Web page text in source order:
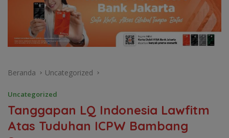
Beranda Uncategorized
Uncategorized
Tanggapan LQ Indonesia Lawfitm
Atas Tuduhan ICPW Bambang